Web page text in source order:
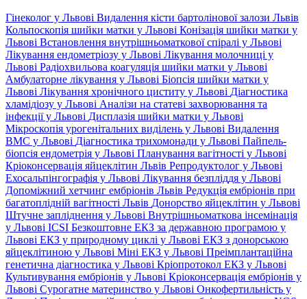
Гінеколог у Львові Видалення кісти бартолінової залози Львів
Кольпоскопія шийки матки у Львові Конізація шийки матки у
Львові Встановлення внутрішньоматкової спіралі у Львові
Лікування ендометріозу у Львові Лікування молочниці у
Львові Радіохвильова коагуляція шийки матки у Львові
Амбулаторне лікування у Львові Біопсія шийки матки у
Львові Лікування хронічного циститу у Львові Діагностика
хламідіозу у Львові Аналізи на статеві захворювання та
інфекції у Львові Дисплазія шийки матки у Львові
Мікроскопія урогенітальних виділень у Львові Видалення
ВМС у Львові Діагностика трихомонади у Львові Пайпель-
біопсія ендометрія у Львові Планування вагітності у Львові
Кріоконсервація яйцеклітин Львів Репродуктолог у Львові
Ехосальпінгографія у Львові Лікування безпліддя у Львові
Допоміжний хетчинг ембріонів Львів Редукція ембріонів при
багатоплідній вагітності Львів Донорство яйцеклітин у Львові
Штучне запліднення у Львові Внутрішньоматкова інсемінація
у Львові ICSI Безкоштовне ЕКЗ за державною програмою у
Львові ЕКЗ у природному циклі у Львові ЕКЗ з донорською
яйцеклітиною у Львові Міні ЕКЗ у Львові Преімплантаційна
генетична діагностика у Львові Кріопротокол ЕКЗ у Львові
Культивування ембріонів у Львові Кріоконсервація ембріонів у
Львові Сурогатне материнство у Львові Онкофертильність у